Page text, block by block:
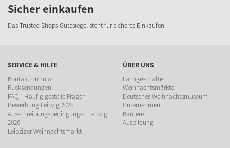
Sicher einkaufen
Das Trusted Shops Gütesiegel steht für sicheres Einkaufen.
SERVICE & HILFE
Kontaktformular
Rücksendungen
FAQ - Häufig gestelle Fragen
Bewerbung Leipzig 2026
Ausschreibungsbedingungen Leipzig
2026
Leipziger Weihnachtsmarkt
ÜBER UNS
Fachgeschäfte
Weihnachtsmärkte
Deutsches Weihnachtsmuseum
Unternehmen
Karriere
Ausbildung